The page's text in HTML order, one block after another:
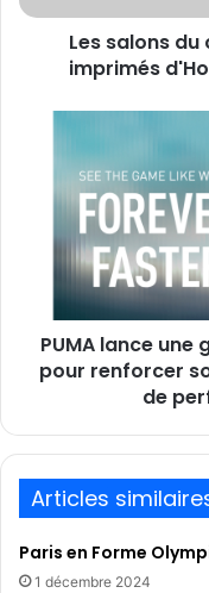
d'Hong
s'ouvrent
Les salons
imprimés
PUMA
campagne
marque
renforcer
son
positionnement
de
sportive
PUMA lance
pour renforcer
de
Articles
Paris en Forme
1 décembre 2024